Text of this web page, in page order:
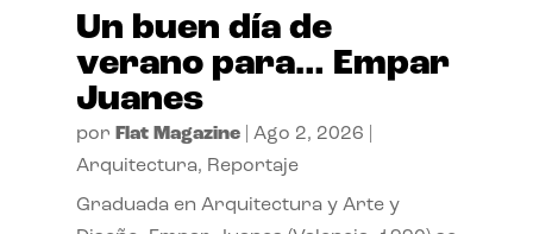
Un buen día de
verano para… Empar
Juanes
por Flat Magazine| Ago 2, 2026
Arquitectura, Reportaje
Graduada en Arquitectura y Arte y